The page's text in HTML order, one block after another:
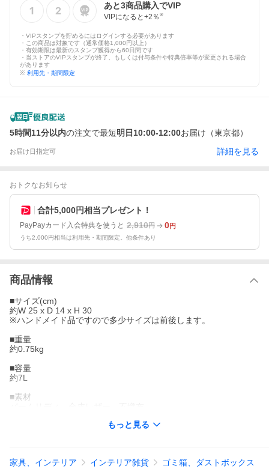
あと3商品購入でVIP
VIPになると+2 ％ ※
・VIPスタンプを貯めるにはログインする必要があります
・この商品は対象です（通常価格1,000円以上）
・有効期限は最新のスタンプ獲得から60日間です
・当ストアのVIPスタンプが終了、もしくは付与条件や特典倍率等が変更される場合
があります
※ 利用先・期間限定
5時間11分以内の注文で最短明日10:00-12:00お届け（東京都）
お届け日指定可 詳細を見る
おトクなお知らせ
合計5,000円相当プレゼント！
PayPayカード入会特典を使うと 2,910円 0円
うち2,000円相当は利用先・期間限定。他条件あり
商品情報
■サイズ(cm)
約W 25 x D 14 x H 30
※ハンドメイド品ですので多少サイズは前後します。
■重量
約0.75kg
■容量
約7L
■素材
※ハンドメイドのためサイズ・形が写真と異なる場合がありま
もっと見る
家具、インテリア インテリア雑貨 ゴミ箱、ダストボックス